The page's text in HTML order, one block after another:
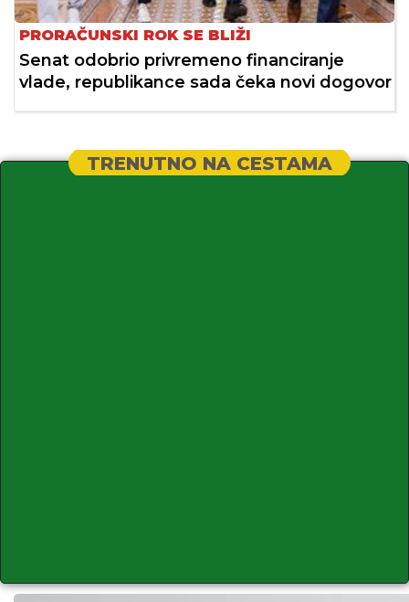
PRORAČUNSKI ROK SE BLIŽI
Senat odobrio privremeno financiranje
vlade, republikance sada čeka novi dogovor
TRENUTNO NA CESTAMA